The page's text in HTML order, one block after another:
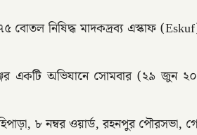
৭৫ বোতল নিষিদ্ধ মাদকদ্রব্য এস্কাফ
একটি অভিযানে সোমবার (২৯
৮ নম্বর ওয়ার্ড, রহনপুর পৌরসভা,